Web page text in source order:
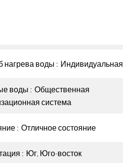
нагрева воды Индивидуальная
воды
Общественная
система
Отличное состояние
Юг, Юго-восток